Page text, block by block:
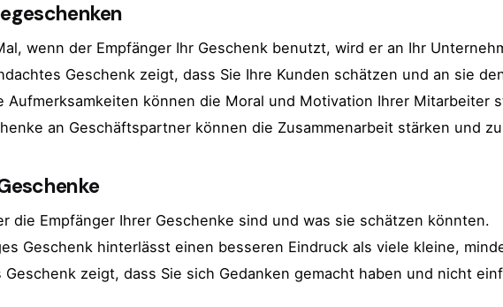
wenn der Empfänger Ihr Geschenk benutzt, wird er an Ihr
Geschenk zeigt, dass Sie Ihre Kunden schätzen und an sie
Aufmerksamkeiten können die Moral und Motivation Ihrer Mitarbeiter
an Geschäftspartner können die Zusammenarbeit stärken und
die Empfänger Ihrer Geschenke sind und was sie schätzen könnten.
Geschenk hinterlässt einen besseren Eindruck als viele kleine,
zeigt, dass Sie sich Gedanken gemacht haben und nicht